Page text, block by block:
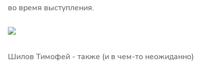
во время выступления.
Шилов Тимофей - также (и в чем-то неожиданно)